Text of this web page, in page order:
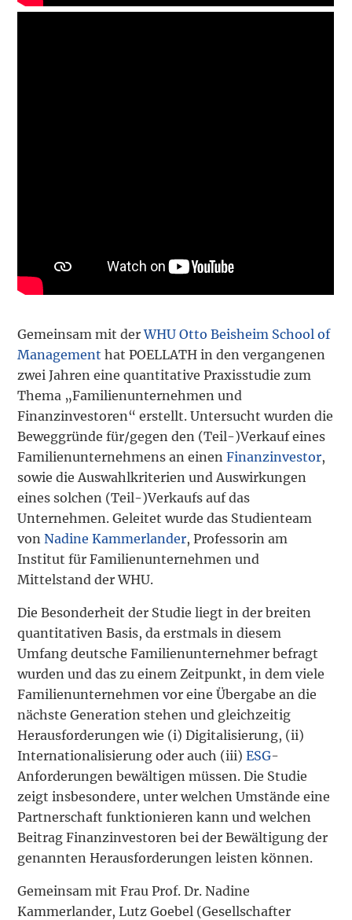
Gemeinsam mit derWHU Otto Beisheim School of
Management hat POELLATH in den vergangenen
zwei Jahren eine quantitative Praxisstudie zum
Thema „Familienunternehmen und
Finanzinvestoren“ erstellt. Untersucht wurden die
Beweggründe für/gegen den (Teil-)Verkauf eines
Familienunternehmens an einenFinanzinvestor,
sowie die Auswahlkriterien und Auswirkungen
eines solchen (Teil-)Verkaufs auf das
Unternehmen. Geleitet wurde das Studienteam
vonNadine Kammerlander, Professorin am
Institut für Familienunternehmen und
Mittelstand der WHU.
Die Besonderheit der Studie liegt in der breiten
quantitativen Basis, da erstmals in diesem
Umfang deutsche Familienunternehmer befragt
wurden und das zu einem Zeitpunkt, in dem viele
Familienunternehmen vor eine Übergabe an die
nächste Generation stehen und gleichzeitig
Herausforderungen wie (i) Digitalisierung, (ii)
Internationalisierung oder auch (iii)ESG-
Anforderungen bewältigen müssen. Die Studie
zeigt insbesondere, unter welchen Umstände eine
Partnerschaft funktionieren kann und welchen
Beitrag Finanzinvestoren bei der Bewältigung der
genannten Herausforderungen leisten können.
Gemeinsam mit Frau Prof. Dr. Nadine
Kammerlander, Lutz Goebel (Gesellschafter